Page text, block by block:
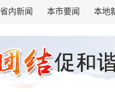
省内新闻 本市要闻 本地